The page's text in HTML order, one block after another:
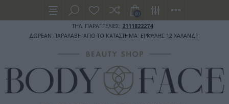
ΤΗΛ. ΠΑΡΑΓΓΕΛΙΕΣ: 2111822274
ΔΩΡΕΑΝ ΠΑΡΑΛΑΒΗ ΑΠΟ ΤΟ ΚΑΤΑΣΤΗΜΑ: ΕΡΙΦΥΛΗΣ 12 ΧΑΛΑΝΔΡΙ
(0)